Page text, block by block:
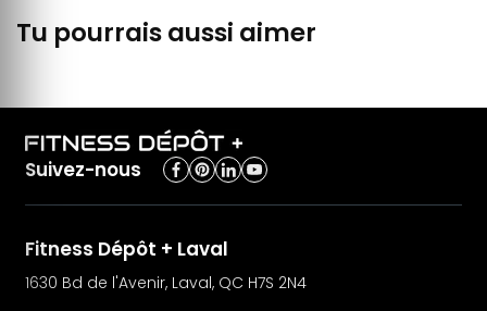
Tu pourrais aussi aimer
Suivez-nous
Fitness Dépôt + Laval
1630 Bd de l'Avenir, Laval, QC H7S 2N4